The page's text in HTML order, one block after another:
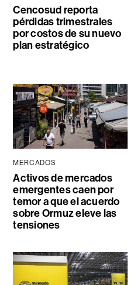
Cencosud reporta
pérdidas trimestrales
por costos de su nuevo
plan estratégico
MERCADOS
Activos de mercados
emergentes caen por
temor a que el acuerdo
sobre Ormuz eleve las
tensiones